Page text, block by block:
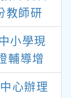
教師研
小學現
輔導增
心辦理